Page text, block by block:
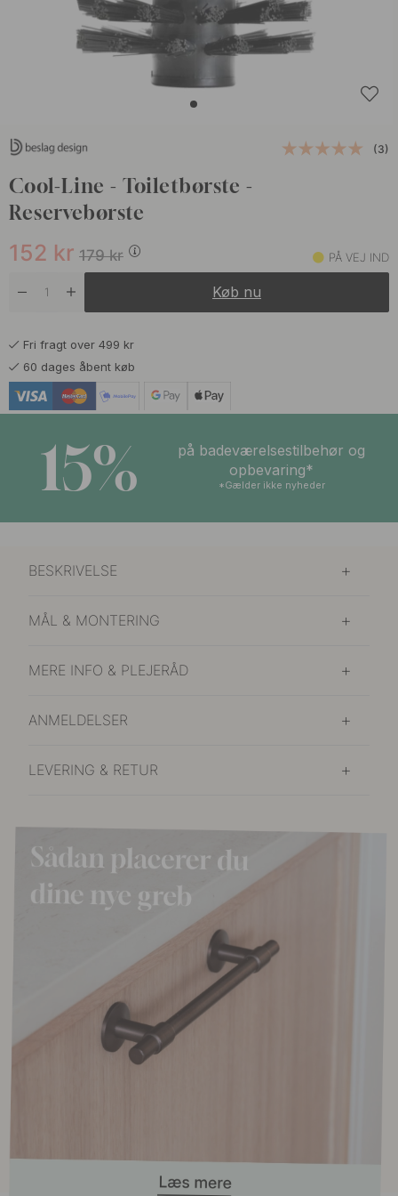
(3)
Cool-Line - Toiletbørste -
Reservebørste
179kr
152 kr PÅ VEJ IND
Køb nu
Fri fragt over 499 kr
60 dages åbent køb
15%
på badeværelsestilbehør og
opbevaring*
*Gælder ikke nyheder
BESKRIVELSE
MÅL & MONTERING
MERE INFO & PLEJERÅD
ANMELDELSER
LEVERING & RETUR